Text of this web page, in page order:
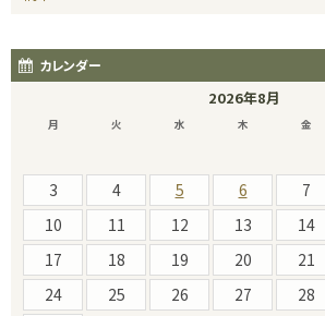
カレンダー
2026年8月
月 火 水 木 金
3
4 5 6 7
10
11 12 13 14
17
18 19 20 21
24
25 26 27 28